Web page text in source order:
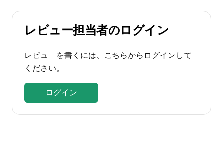
レビュー担当者のログイン
レビューを書くには、こちらからログインして
ください。
ログイン